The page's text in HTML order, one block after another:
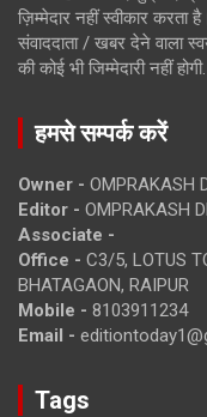
ज़िम्मेदार नहीं स्वीकार करता
संवाददाता / खबर देने वाला
की कोई भी जिम्मेदारी नहीं
हमसे सम्पर्क करें
Owner - OMPRAKASH
Editor - OMPRAKASH
Associate -
Office - C3/5, LOTUS
BHATAGAON, RAIPUR
Mobile - 8103911234
Email -
Tags